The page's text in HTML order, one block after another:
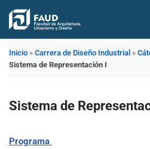
Saltar
contenido
Inicio » Carrera de Diseño Industrial »
Sistema de Representación I
Sistema de
Programa